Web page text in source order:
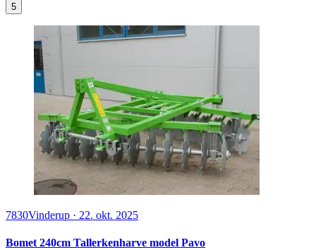
5
7830Vinderup · 22. okt. 2025
Bomet 240cm Tallerkenharve model Pavo